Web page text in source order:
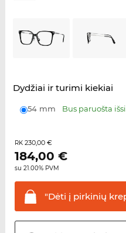
Dydžiai ir turimi kiekiai
54 mm Bus paruošta
RK 230,00 €
184,00 €
su 21.00% PVM
"Dėti į pirkinių